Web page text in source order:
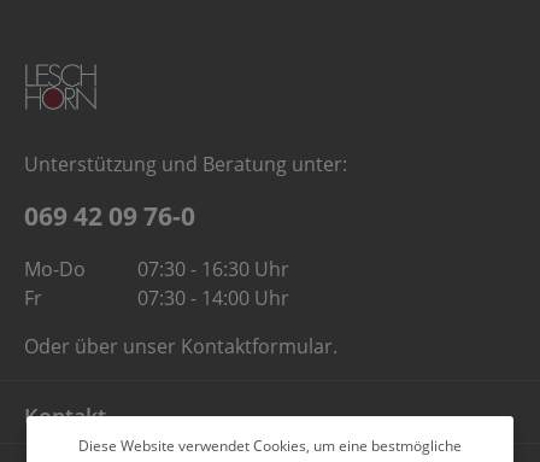
Unterstützung und Beratung unter:
069 42 09 76-0
Mo-Do
07:30 - 16:30 Uhr
Fr
07:30 - 14:00 Uhr
Oder über unser Kontaktformular.
Kontakt
Diese Website verwendet Cookies, um eine bestmögliche